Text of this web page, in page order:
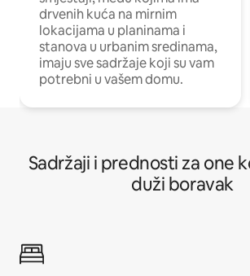
drvenih kuća na mirnim
lokacijama u planinama i
stanova u urbanim sredinama,
imaju sve sadržaje koji su vam
potrebni u vašem domu.
Sadržaji i prednosti za one
duži boravak